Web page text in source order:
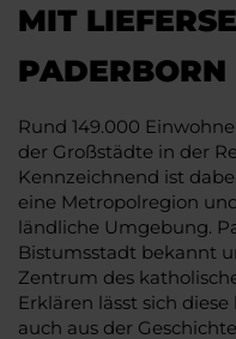
MIT
PADERBORN
Rund 149.000
der Großstädte in der
Kennzeichnend ist
eine Metropolregion
ländliche Umgebung.
Bistumsstadt bekannt
Zentrum des
Erklären lässt sich
auch aus der